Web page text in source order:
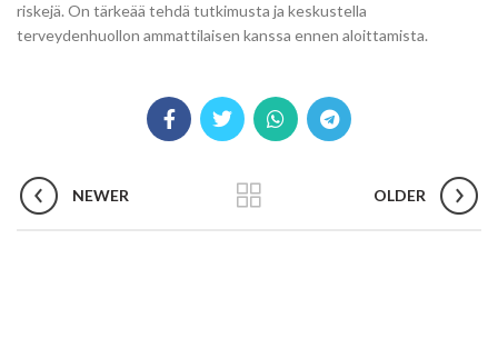
riskejä. On tärkeää tehdä tutkimusta ja keskustella
terveydenhuollon ammattilaisen kanssa ennen aloittamista.
NEWER OLDER